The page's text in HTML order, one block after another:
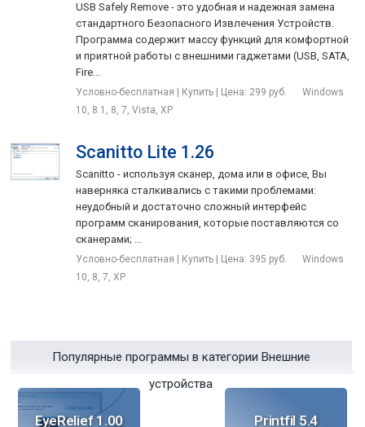
USB Safely Remove - это удобная и надежная замена
стандартного Безопасного Извлечения Устройств.
Программа содержит массу функций для комфортной
и приятной работы с внешними гаджетами (USB, SATA,
Fire...
Условно-бесплатная | Купить | Цена: 299 руб.
Windows
10, 8.1, 8, 7, Vista, XP
Scanitto Lite 1.26
Scanitto - используя сканер, дома или в офисе, Вы
наверняка сталкивались с такими проблемами:
неудобный и достаточно сложный интерфейс
программ сканирования, которые поставляются со
сканерами; ...
Условно-бесплатная | Купить | Цена: 395 руб.
Windows
10, 8, 7, XP
Популярные программы в категории Внешние
устройства
EyeRelief 1.00 Printfil 5.4